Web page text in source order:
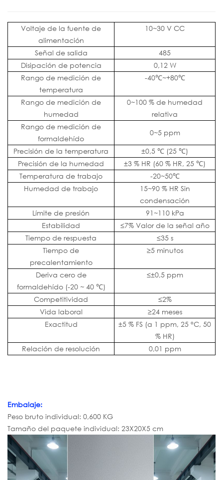
Voltaje de la fuente de
alimentación
10~30 V CC
Señal de salida
485
Disipación de potencia
0,12 W
Rango de medición de
temperatura
-40℃~+80℃
Rango de medición de
humedad
0~100 % de humedad
relativa
Rango de medición de
formaldehído
0~5 ppm
Precisión de la temperatura
±0,5 ℃ (25 ℃)
Precisión de la humedad
±3 % HR (60 % HR, 25 ℃)
Temperatura de trabajo
-20~50℃
Humedad de trabajo
15~90 % HR Sin
condensación
Límite de presión
91~110 kPa
Estabilidad
≤7% Valor de la señal año
Tiempo de respuesta
≤35 s
Tiempo de
precalentamiento
≥5 minutos
Deriva cero de
formaldehído (-20 ~ 40 ℃)
≤±0,5 ppm
Competitividad
≤2%
Vida laboral
≥24 meses
Exactitud
±5 % FS (a 1 ppm, 25 °C, 50
% HR)
Relación de resolución
0,01 ppm
Embalaje:
Peso bruto individual: 0,600 KG
Tamaño del paquete individual: 23X20X5 cm